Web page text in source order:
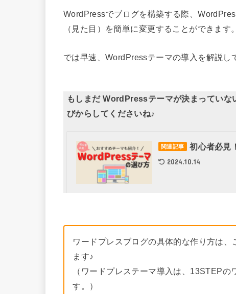
WordPressでブログを構築する際、
（見た目）を簡単に変更することができます。
では早速、WordPressテーマの導入を解説し
もしまだ WordPressテーマが決まってい
びからしてくださいね♪
関連記事 初心者必見
2024.10.14
ワードプレスブログの具体的な作り方は
ます♪
（ワードプレステーマ導入は、13STEP
す。）